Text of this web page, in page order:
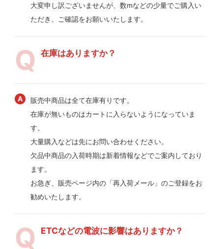
大変申し訳ございませんが、数mなどの少量でご購入い
ただき、ご確認をお願いいたします。
在庫はありますか？
販売中商品は全て在庫有りです。
在庫が無いものはカートに入らないようになっていま
す。
大量購入などは先にお問い合わせください。
欠品中商品の入荷時期は新着情報などでご案内しており
ます。
お急ぎ、販売ページ内の「再入荷メール」のご登録をお
勧めいたします。
ETCなどの電波に影響はありますか？